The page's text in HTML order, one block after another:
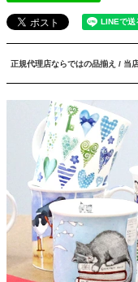
正規代理店ならではの品揃え / 当